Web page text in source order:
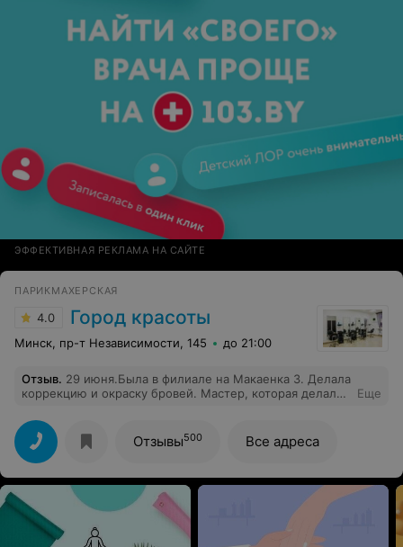
ЭФФЕКТИВНАЯ РЕКЛАМА НА САЙТЕ
ПАРИКМАХЕРСКАЯ
4.0 Город красоты
Минск, пр-т Независимости, 145 до 21:00
Отзыв. 29 июня.Была в филиале на Макаенка 3. Делала
коррекцию и окраску бровей. Мастер, которая делала
когда я брала вату в руки и смывала сама как в
советское время. А вот к мастеру Екатерине Мацкевич
попала в первый раз, не смотря на то, что она была
занята другой клиенткой делала завивку. Тем не менее
пригласила на стрижку, я очень осталась довольна.
Человек на своем месте, улыбчивая , приятная.
Посоветовала как будет лучше. Спасибо.Таким
мастерам. В целом всем довольна!
Еще
Отзывы500 Все адреса